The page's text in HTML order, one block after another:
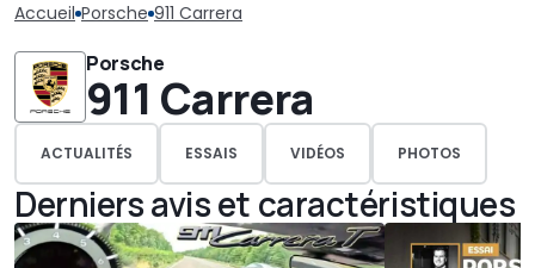
Accueil Porsche 911 Carrera
Porsche
911 Carrera
ACTUALITÉS ESSAIS VIDÉOS PHOTOS
Derniers avis et caractéristiques